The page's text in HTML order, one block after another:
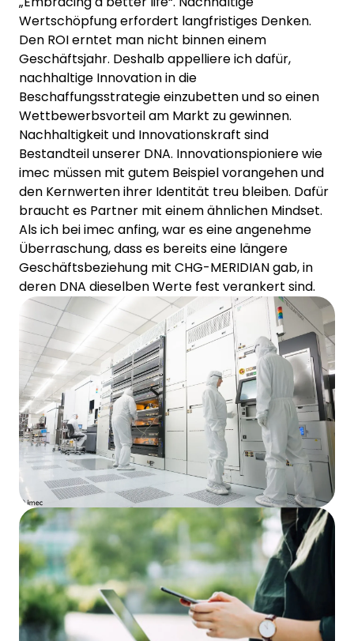
Wertschöpfung erfordert langfristiges Denken.
Den ROI erntet man nicht binnen einem
Geschäftsjahr. Deshalb appelliere ich dafür,
nachhaltige Innovation in die
Beschaffungsstrategie einzubetten und so einen
Wettbewerbsvorteil am Markt zu gewinnen.
Nachhaltigkeit und Innovationskraft sind
Bestandteil unserer DNA. Innovationspioniere wie
imec müssen mit gutem Beispiel vorangehen und
den Kernwerten ihrer Identität treu bleiben. Dafür
braucht es Partner mit einem ähnlichen Mindset.
Als ich bei imec anfing, war es eine angenehme
Überraschung, dass es bereits eine längere
Geschäftsbeziehung mit CHG-MERIDIAN gab, in
deren DNA dieselben Werte fest verankert sind.